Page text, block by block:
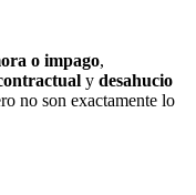
o impago,
y desahucio
no son exactamente lo